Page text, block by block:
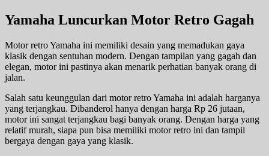
Yamaha Luncurkan Motor Retro Gagah
Motor retro Yamaha ini memiliki desain yang memadukan gaya
klasik dengan sentuhan modern. Dengan tampilan yang gagah dan
elegan, motor ini pastinya akan menarik perhatian banyak orang di
jalan.
Salah satu keunggulan dari motor retro Yamaha ini adalah harganya
yang terjangkau. Dibanderol hanya dengan harga Rp 26 jutaan,
motor ini sangat terjangkau bagi banyak orang. Dengan harga yang
relatif murah, siapa pun bisa memiliki motor retro ini dan tampil
bergaya dengan gaya yang klasik.